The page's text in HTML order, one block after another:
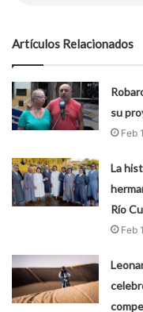
Artículos Relacionados
su
Feb
La
Río
Feb